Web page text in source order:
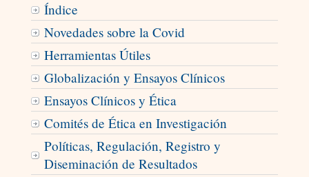
Índice
Novedades sobre la Covid
Herramientas Útiles
Globalización y Ensayos Clínicos
Ensayos Clínicos y Ética
Comités de Ética en Investigación
Políticas, Regulación, Registro y
Diseminación de Resultados